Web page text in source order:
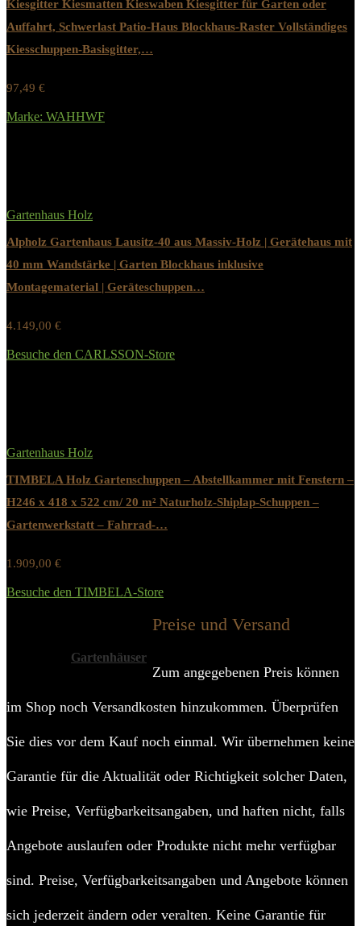
Kiesgitter Kiesmatten Kieswaben Kiesgitter für Garten oder
Auffahrt, Schwerlast Patio-Haus Blockhaus-Raster Vollständiges
Kiesschuppen-Basisgitter,…
97,49 €
Marke: WAHHWF
Gartenhaus Holz
Alpholz Gartenhaus Lausitz-40 aus Massiv-Holz | Gerätehaus mit
40 mm Wandstärke | Garten Blockhaus inklusive
Montagematerial | Geräteschuppen…
4.149,00 €
Besuche den CARLSSON-Store
Gartenhaus Holz
TIMBELA Holz Gartenschuppen – Abstellkammer mit Fenstern –
H246 x 418 x 522 cm/ 20 m² Naturholz-Shiplap-Schuppen –
Gartenwerkstatt – Fahrrad-…
1.909,00 €
Besuche den TIMBELA-Store
Gartenhäuser
Preise und Versand
Zum angegebenen Preis können
im Shop noch Versandkosten hinzukommen. Überprüfen
Sie dies vor dem Kauf noch einmal. Wir übernehmen keine
Garantie für die Aktualität oder Richtigkeit solcher Daten,
wie Preise, Verfügbarkeitsangaben, und haften nicht, falls
Angebote auslaufen oder Produkte nicht mehr verfügbar
sind. Preise, Verfügbarkeitsangaben und Angebote können
sich jederzeit ändern oder veralten. Keine Garantie für